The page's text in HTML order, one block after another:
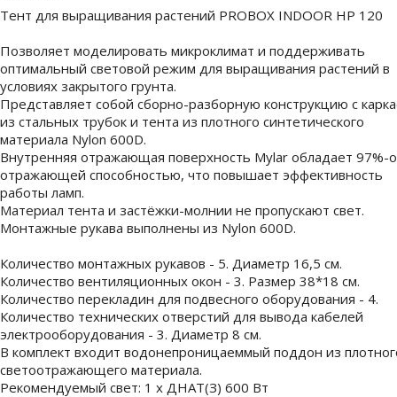
Тент для выращивания растений PROBOX INDOOR HP 120
Позволяет моделировать микроклимат и поддерживать
оптимальный световой режим для выращивания растений в
условиях закрытого грунта.
Представляет собой сборно-разборную конструкцию с
из стальных трубок и тента из плотного синтетического
материала Nylon 600D.
Внутренняя отражающая поверхность Mylar обладает 97%-
отражающей способностью, что повышает эффективность
работы ламп.
Материал тента и застёжки-молнии не пропускают свет.
Монтажные рукава выполнены из Nylon 600D.
Количество монтажных рукавов - 5. Диаметр 16,5 см.
Количество вентиляционных окон - 3. Размер 38*18 см.
Количество перекладин для подвесного оборудования - 4.
Количество технических отверстий для вывода кабелей
электрооборудования - 3. Диаметр 8 см.
В комплект входит водонепроницаеммый поддон из
светоотражающего материала.
Рекомендуемый свет: 1 х ДНАТ(З) 600 Вт